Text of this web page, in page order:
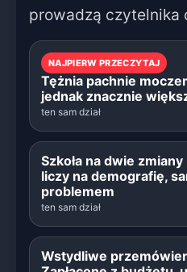
prowadzą czytelnika
NAJPIERW PRZECZYTAJ
Tężnia pachnie
jednak znacznie
ten sam dział
Szkoła na dwie
liczy na demografię,
problemem
ten sam dział
Wstydliwe